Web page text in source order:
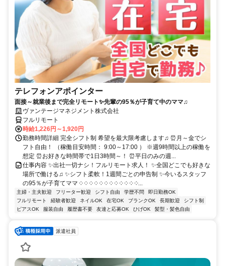
テレフォンアポインター
面接～就業後まで完全リモート✨先輩の95％が子育て中のママ♫
ヴァンテージマネジメント株式会社
フルリモート
時給1,226円～1,920円
勤務時間詳細 完全シフト制 希望を最大限考慮します♫ ⏰月～金でシ
フト自由！ （稼働目安時間： 9:00～17:00 ） ※週9時間以上の稼働を
想定 ⏰お好きな時間帯で1日3時間～！ ⏰平日のみの週...
仕事内容 ✨出社一切ナシ！フルリモート求人！ ✨全国どこでも好きな
場所で働ける♫ ✨シフト柔軟！1週間ごとの申告制 ✨今いるスタッフ
の95％が子育てママ ༶ ༶ ༶ ༶ ༶ ༶ ༶ ༶ ༶ ༶ ༶ ༶...
主婦・主夫歓迎 フリーター歓迎 シフト自由 学歴不問
即日勤務OK
フルリモート
経験者歓迎 ネイルOK 在宅OK ブランクOK 長期歓迎
シフト制
ピアスOK
服装自由 履歴書不要 友達と応募OK ひげOK 髪型・髪色自由
派遣社員